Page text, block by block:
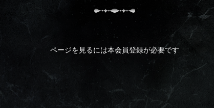
ページを見るには本会員登録が必要です